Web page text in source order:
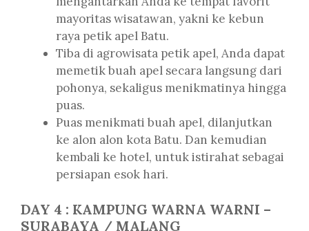
mayoritas wisatawan, yakni ke kebun
raya petik apel Batu.
Tiba di agrowisata petik apel, Anda dapat
memetik buah apel secara langsung dari
pohonya, sekaligus menikmatinya hingga
puas.
Puas menikmati buah apel, dilanjutkan
ke alon alon kota Batu. Dan kemudian
kembali ke hotel, untuk istirahat sebagai
persiapan esok hari.
DAY 4 : KAMPUNG WARNA WARNI –
SURABAYA / MALANG